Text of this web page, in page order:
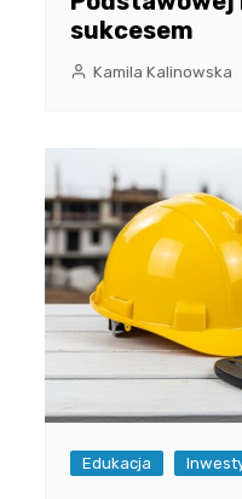
sukcesem
Kamila Kalinowska
Edukacja